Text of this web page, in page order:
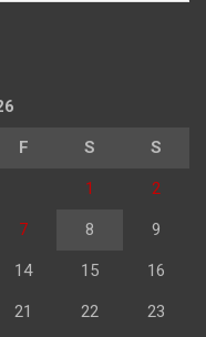
F S S
1 2
7 8 9
14 15 16
21 22 23